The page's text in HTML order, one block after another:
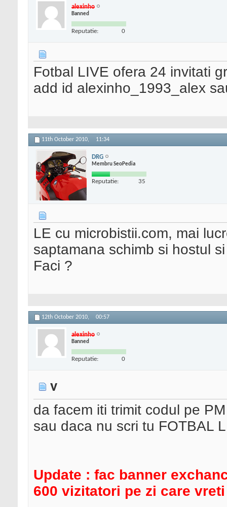
alexinho
Banned
Reputatie: 0
Fotbal LIVE ofera 24 invitati
add id alexinho_1993_alex
11th October 2010, 11:34
DRG
Membru SeoPedia
Reputatie: 35
LE cu microbistii.com, mai
saptamana schimb si hostul
Faci ?
12th October 2010, 00:57
alexinho
Banned
Reputatie: 0
v
da facem iti trimit codul pe
sau daca nu scri tu FOTBAL
Update : fac banner
600 vizitatori pe zi care